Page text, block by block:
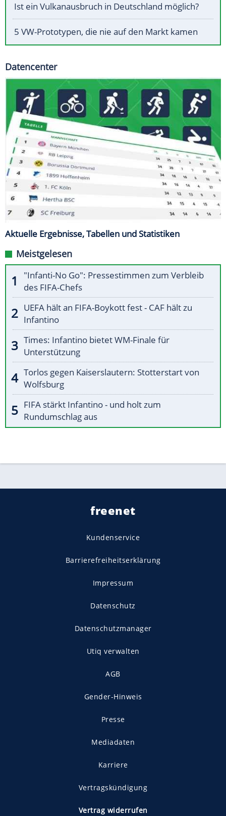
Ist ein Vulkanausbruch in Deutschland möglich?
5 VW-Prototypen, die nie auf den Markt kamen
Datencenter
Aktuelle Ergebnisse, Tabellen und Statistiken
Meistgelesen
"Infanti-No Go": Pressestimmen zum Verbleib
des FIFA-Chefs
UEFA hält an FIFA-Boykott fest - CAF hält zu
Infantino
Times: Infantino bietet WM-Finale für
Unterstützung
Torlos gegen Kaiserslautern: Stotterstart von
Wolfsburg
FIFA stärkt Infantino - und holt zum
Rundumschlag aus
freenet
Kundenservice
Barrierefreiheitserklärung
Impressum
Datenschutz
Datenschutzmanager
Utiq verwalten
AGB
Gender-Hinweis
Presse
Mediadaten
Karriere
Vertragskündigung
Vertrag widerrufen